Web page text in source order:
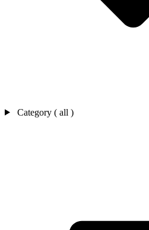
Category ( all )